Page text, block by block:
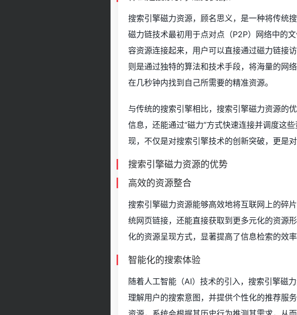
搜索引擎磁力资源，顾名思义，是一种将传统
磁力链技术最初用于点对点（P2P）网络中的
容资源连接起来，用户可以直接通过磁力链接
则是通过独特的算法和技术手段，将海量的网
在几秒钟内找到自己所需要的精准资源。
与传统的搜索引擎相比，搜索引擎磁力资源的
信息，还能通过“磁力”方式快速连接并调度这
现，不仅是对搜索引擎技术的创新突破，更是
搜索引擎磁力资源的优势
高效的资源整合
搜索引擎磁力资源能够高效地将互联网上的碎
统网页链接，还能直接获取到更多元化的资源
化的资源呈现方式，显著提高了信息检索的效率
智能化的搜索体验
随着人工智能（AI）技术的引入，搜索引擎磁
理解用户的搜索意图，并提供个性化的推荐服